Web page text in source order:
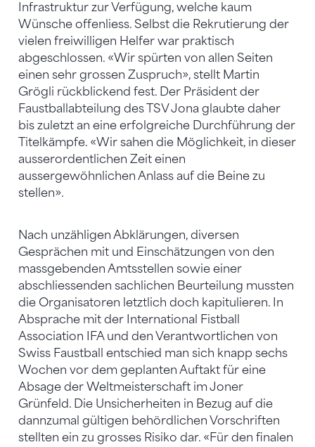
Infrastruktur zur Verfügung, welche kaum
Wünsche offenliess. Selbst die Rekrutierung der
vielen freiwilligen Helfer war praktisch
abgeschlossen. «Wir spürten von allen Seiten
einen sehr grossen Zuspruch», stellt Martin
Grögli rückblickend fest. Der Präsident der
Faustballabteilung des TSV Jona glaubte daher
bis zuletzt an eine erfolgreiche Durchführung der
Titelkämpfe. «Wir sahen die Möglichkeit, in dieser
ausserordentlichen Zeit einen
aussergewöhnlichen Anlass auf die Beine zu
stellen».
Nach unzähligen Abklärungen, diversen
Gesprächen mit und Einschätzungen von den
massgebenden Amtsstellen sowie einer
abschliessenden sachlichen Beurteilung mussten
die Organisatoren letztlich doch kapitulieren. In
Absprache mit der International Fistball
Association IFA und den Verantwortlichen von
Swiss Faustball entschied man sich knapp sechs
Wochen vor dem geplanten Auftakt für eine
Absage der Weltmeisterschaft im Joner
Grünfeld. Die Unsicherheiten in Bezug auf die
dannzumal gültigen behördlichen Vorschriften
stellten ein zu grosses Risiko dar. «Für den finalen